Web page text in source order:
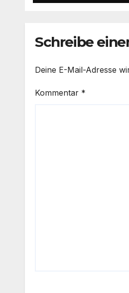
Schreibe
Deine E-Mail-Adresse
Kommentar *